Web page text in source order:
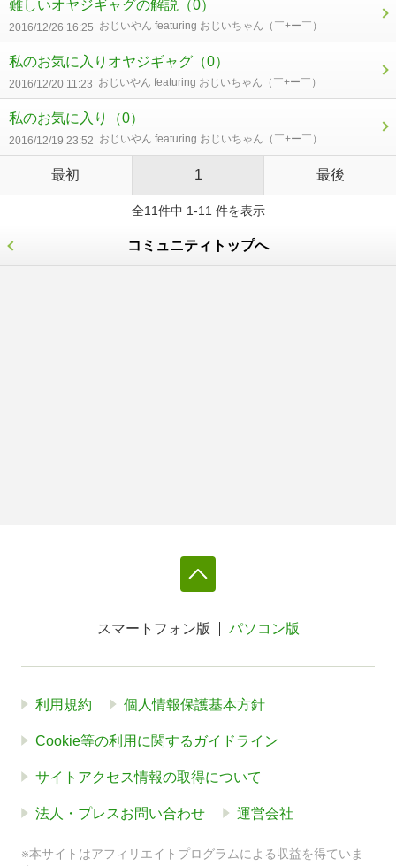
難しいオヤジギャグの解説 （0）
2016/12/26 16:25 おじいやん featuring おじいちゃん（￣+ー￣）
私のお気に入りオヤジギャグ （0）
2016/12/20 11:23 おじいやん featuring おじいちゃん（￣+ー￣）
私のお気に入り （0）
2016/12/19 23:52 おじいやん featuring おじいちゃん（￣+ー￣）
最初 1 最後
全11件中 1-11 件を表示
コミュニティトップへ
スマートフォン版 パソコン版
利用規約 個人情報保護基本方針
Cookie等の利用に関するガイドライン
サイトアクセス情報の取得について
法人・プレスお問い合わせ 運営会社
※本サイトはアフィリエイトプログラムによる収益を得ていま